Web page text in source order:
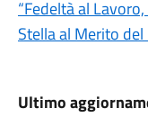
“Fedeltà al
Stella al Merito
Ultimo